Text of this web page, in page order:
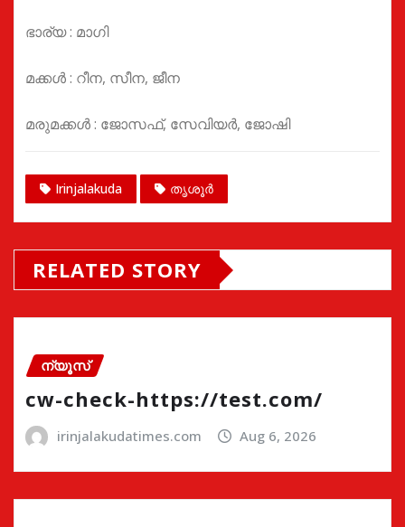
ഭാര്യ : മാഗി
മക്കൾ : റീന, സീന, ജീന
മരുമക്കൾ : ജോസഫ്, സേവിയർ, ജോഷി
Irinjalakuda തൃശൂർ
RELATED STORY
ന്യൂസ്
cw-check-https://test.com/
irinjalakudatimes.com Aug 6, 2026